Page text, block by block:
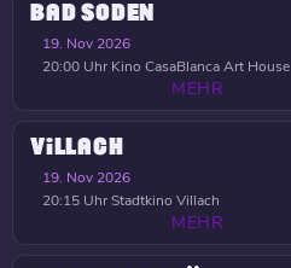
BAD SODEN
19. Nov 2026
20:00 Uhr Kino CasaBlanca Art House
MEHR
VILLACH
19. Nov 2026
20:15 UhrStadtkino Villach
MEHR